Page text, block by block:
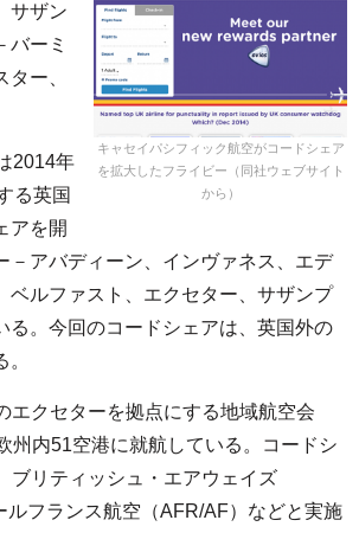
キャセイパシフィック航空がコードシェア
を拡大したフライビー（同社ウェブサイト
から）
サザン
バーミ
ー、
2014年
る英国
アを開
－アバディーン、インヴァネス、エデ
ベルファスト、エクセター、サザンプ
る。今回のコードシェアは、英国外の
クセターを拠点にする地域航空会
州内51空港に就航している。コードシ
ブリティッシュ・エアウェイズ
ルフランス航空（AFR/AF）などと実施